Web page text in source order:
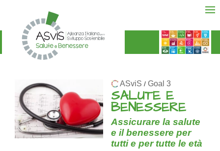
ASviS / Goal 3
SALUTE E
BENESSERE
Assicurare la salute
e il benessere per
tutti e per tutte le età